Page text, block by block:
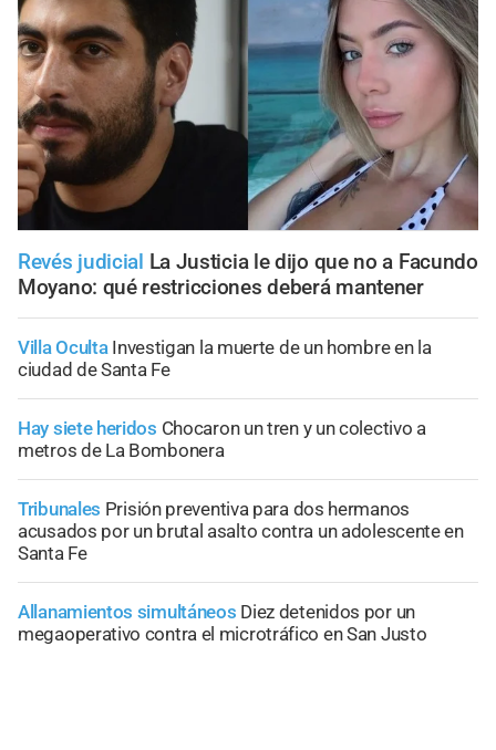
Revés judicial La Justicia le dijo que no a Facundo
Moyano: qué restricciones deberá mantener
Villa Oculta Investigan la muerte de un hombre en la
ciudad de Santa Fe
Hay siete heridos Chocaron un tren y un colectivo a
metros de La Bombonera
Tribunales Prisión preventiva para dos hermanos
acusados por un brutal asalto contra un adolescente en
Santa Fe
Allanamientos simultáneos Diez detenidos por un
megaoperativo contra el microtráfico en San Justo